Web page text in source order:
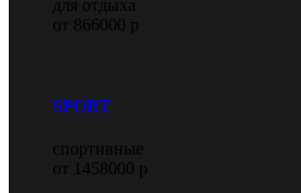
для отдыха
от 866000 р
SPORT
спортивные
от 1458000 р